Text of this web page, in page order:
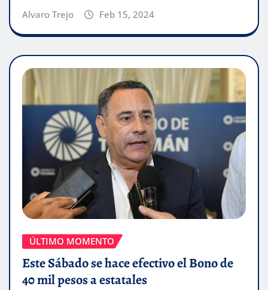
Alvaro Trejo Feb 15, 2024
ÚLTIMO MOMENTO
Este Sábado se hace efectivo el Bono de
40 mil pesos a estatales